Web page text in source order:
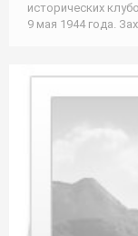
исторических
9 мая 1944 года.